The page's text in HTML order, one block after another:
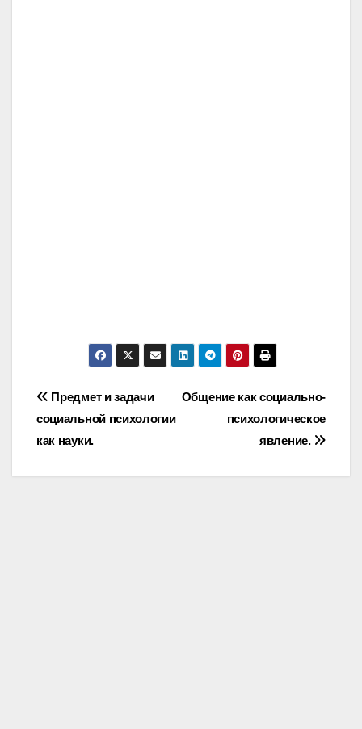
Post
navigation
Общение как социально-
психологическое
явление.
Предмет и задачи
социальной психологии
как науки.